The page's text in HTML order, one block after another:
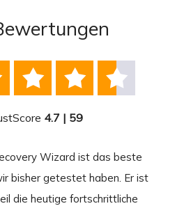
  
4.7 | 59
Wizard ist das beste
bisher getestet haben. Er ist
die heutige fortschrittliche